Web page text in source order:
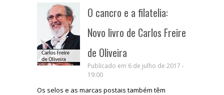
O cancro e a filatelia:
Novo livro de Carlos Freire
de Oliveira
Publicado em 6 de julho de 2017 -
19:00
Os selos e as marcas postais também têm